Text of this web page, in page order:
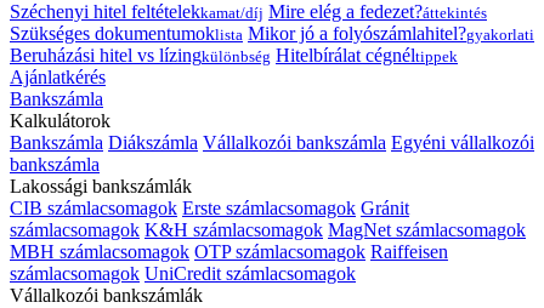
Széchenyi hitel feltételekkamat/díj Mire elég a fedezet?áttekintés
Szükséges dokumentumoklista Mikor jó a folyószámlahitel?gyakorlati
Beruházási hitel vs lízingkülönbség Hitelbírálat cégnéltippek
Ajánlatkérés
Bankszámla
Kalkulátorok
Bankszámla Diákszámla Vállalkozói bankszámla Egyéni vállalkozói
bankszámla
Lakossági bankszámlák
CIB számlacsomagok Erste számlacsomagok Gránit
számlacsomagok K&H számlacsomagok MagNet számlacsomagok
MBH számlacsomagok OTP számlacsomagok Raiffeisen
számlacsomagok UniCredit számlacsomagok
Vállalkozói bankszámlák